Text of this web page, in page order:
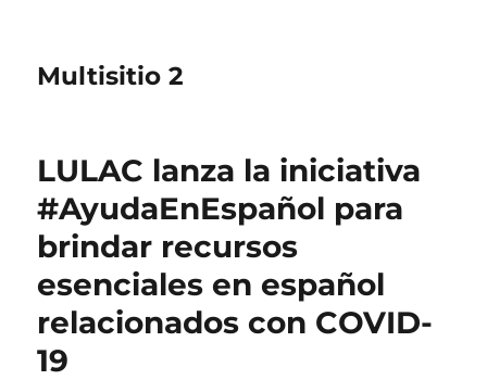
Multisitio 2
LULAC lanza la iniciativa
#AyudaEnEspañol para
brindar recursos
esenciales en español
relacionados con COVID-
19